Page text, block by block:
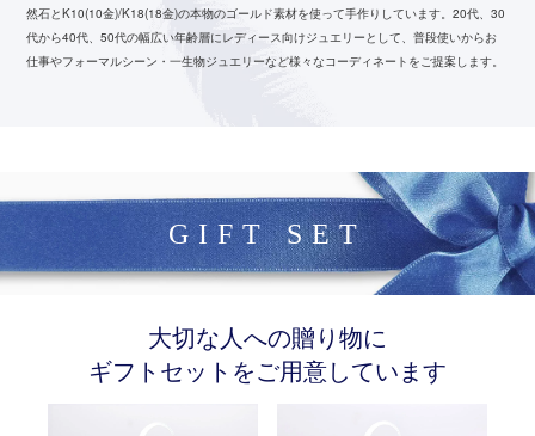
然石とK10(10金)/K18(18金)の本物のゴールド素材を使って手作りしています。20代、30
代から40代、50代の幅広い年齢層にレディース向けジュエリーとして、普段使いからお
仕事やフォーマルシーン・一生物ジュエリーなど様々なコーディネートをご提案します。
GIFT SET
大切な人への贈り物に
ギフトセットをご用意しています